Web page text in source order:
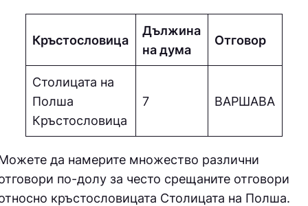
Кръстословица
Дължина
на дума
Отговор
Столицата на
Полша
Кръстословица
7 ВАРШАВА
да намерите множество различни
по-долу за често срещаните отговори
кръстословицата Столицата на Полша.